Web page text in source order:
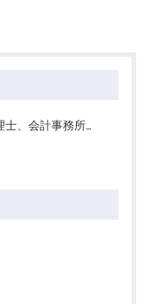
計事務所ですか？